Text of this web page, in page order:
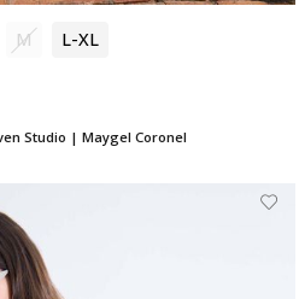
M L-XL
Studio | Maygel Coronel